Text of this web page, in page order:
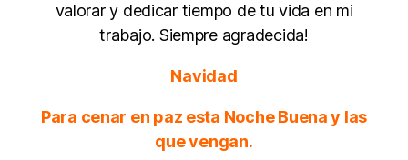
valorar y dedicar tiempo de tu vida en mi
trabajo. Siempre agradecida!
Navidad
Para cenar en paz esta Noche Buena y las
que vengan.